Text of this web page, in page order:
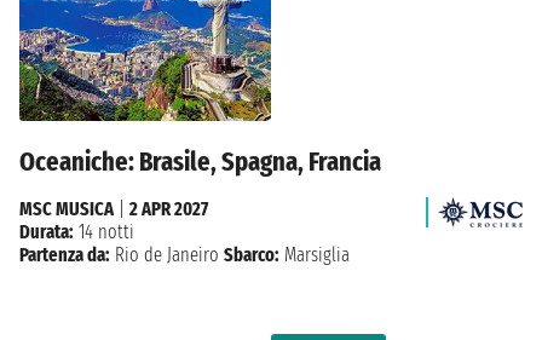
Oceaniche: Brasile, Spagna, Francia
MSC MUSICA| 2 APR 2027
Durata: 14 notti
Partenza da: Rio de Janeiro Sbarco: Marsiglia